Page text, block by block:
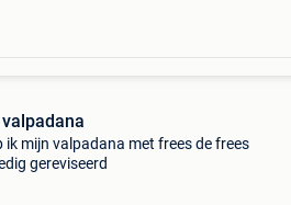
ik mijn valpadana met frees de frees
gereviseerd